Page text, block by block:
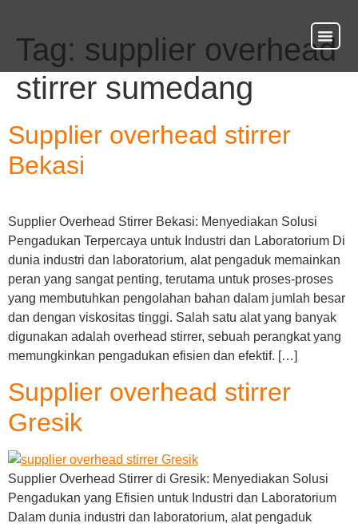
Tag: supplier overhead
stirrer sumedang
Supplier overhead stirrer
Bekasi
Supplier Overhead Stirrer Bekasi: Menyediakan Solusi
Pengadukan Terpercaya untuk Industri dan Laboratorium Di
dunia industri dan laboratorium, alat pengaduk memainkan
peran yang sangat penting, terutama untuk proses-proses
yang membutuhkan pengolahan bahan dalam jumlah besar
dan dengan viskositas tinggi. Salah satu alat yang banyak
digunakan adalah overhead stirrer, sebuah perangkat yang
memungkinkan pengadukan efisien dan efektif. […]
Supplier overhead stirrer
Gresik
Supplier Overhead Stirrer di Gresik: Menyediakan Solusi
Pengadukan yang Efisien untuk Industri dan Laboratorium
Dalam dunia industri dan laboratorium, alat pengaduk